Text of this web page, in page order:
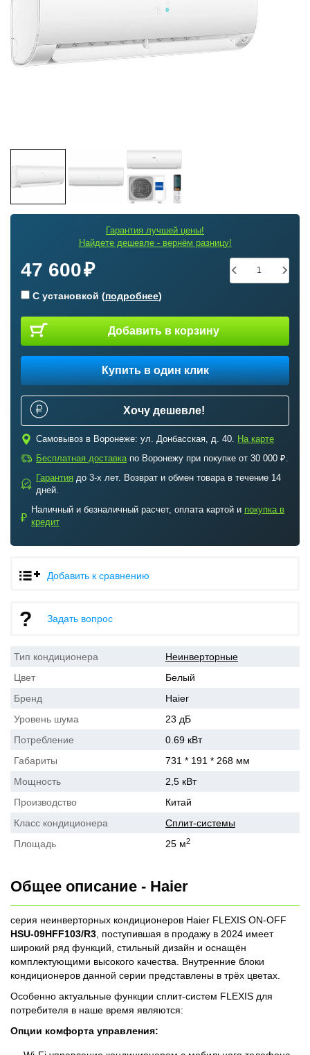
Гарантия лучшей цены!
Найдете дешевле - вернём разницу!
47 600
С установкой (подробнее)
Добавить в корзину
Купить в один клик
Хочу дешевле!
c Самовывоз в Воронеже: ул. Донбасская, д. 40. На карте
a Бесплатная доставкапо Воронежу при покупке от 30 000 ₽.
b
Гарантия до 3-х лет. Возврат и обмен товара в течение 14
дней.
₽
Наличный и безналичный расчет, оплата картой и покупка в
кредит
Добавить к сравнению
Задать вопрос
Тип кондиционера
Неинверторные
Цвет
Белый
Бренд
Haier
Уровень шума
23 дБ
Потребление
0.69 кВт
Габариты
731 * 191 * 268 мм
Мощность
2,5 кВт
Производство
Китай
Класс кондиционера
Сплит-системы
Площадь
25 м2
Общее описание - Haier
серия неинверторных кондиционеров Haier FLEXIS ON-OFF
HSU-09HFF103/R3 , поступившая в продажу в 2024 имеет
широкий ряд функций, стильный дизайн и оснащён
комплектующими высокого качества. Внутренние блоки
кондиционеров данной серии представлены в трёх цветах.
Особенно актуальные функции сплит-систем FLEXIS для
потребителя в наше время являются:
Опции комфорта управления: